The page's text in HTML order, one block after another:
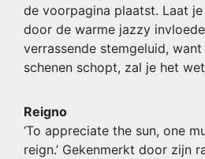
de voorpagina plaatst. Laat
door de warme jazzy
verrassende stemgeluid,
schenen schopt, zal je het
Reigno
‘To appreciate the sun, one
reign.’ Gekenmerkt door zijn